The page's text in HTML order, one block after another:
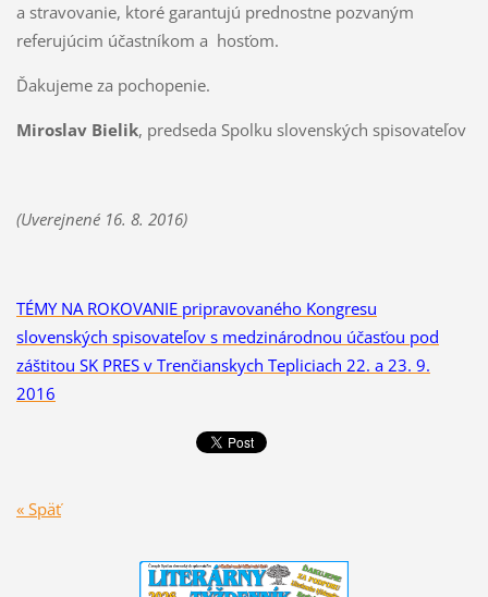
a stravovanie, ktoré garantujú prednostne pozvaným
referujúcim účastníkom a hosťom.
Ďakujeme za pochopenie.
Miroslav Bielik, predseda Spolku slovenských spisovateľov
(Uverejnené 16. 8. 2016)
TÉMY NA ROKOVANIE pripravovaného Kongresu
slovenských spisovateľov s medzinárodnou účasťou pod
záštitou SK PRES v Trenčianskych Tepliciach 22. a 23. 9.
2016
« Späť